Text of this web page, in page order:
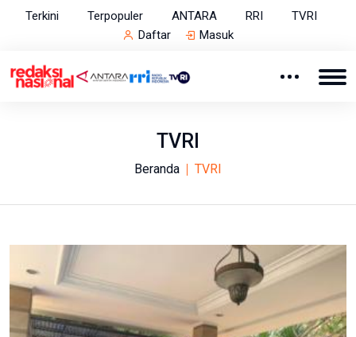
Terkini Terpopuler ANTARA RRI
TVRI
Daftar
Masuk
TVRI
Beranda TVRI